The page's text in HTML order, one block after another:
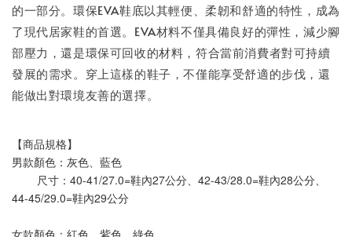
的一部分。環保EVA鞋底以其輕便、柔韌和舒適的特性，成為
了現代居家鞋的首選。EVA材料不僅具備良好的彈性，減少腳
部壓力，還是環保可回收的材料，符合當前消費者對可持續
發展的需求。穿上這樣的鞋子，不僅能享受舒適的步伐，還
能做出對環境友善的選擇。
【商品規格】
男款顏色：灰色、藍色
尺寸：40-41/27.0=鞋內27公分、42-43/28.0=鞋內28公分、
44-45/29.0=鞋內29公分
女款顏色：紅色、紫色、綠色